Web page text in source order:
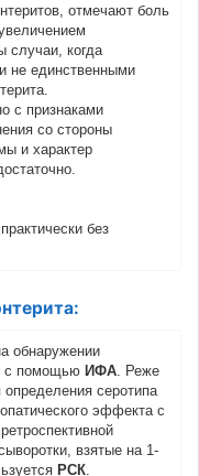
отмечают боль
случаи, когда
не единственными
с признаками
со стороны
и характер
без
обнаружении
с помощью ИФА. Реже
серотипа
эффекта с
взятые на 1-
РСК.